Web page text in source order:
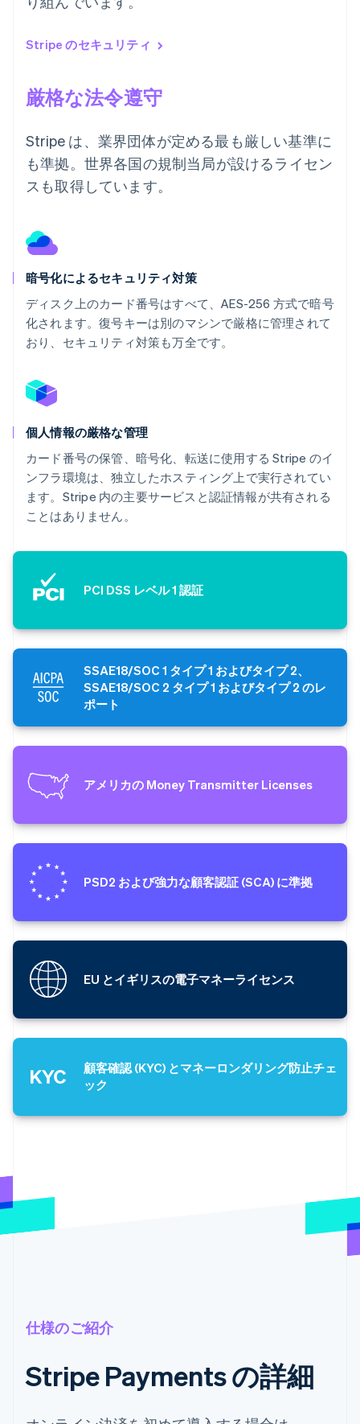
Stripe のセキュリティ
厳格な法令遵守
Stripe は、業界団体が定める最も厳しい基準に
も準拠。世界各国の規制当局が設けるライセン
スも取得しています。
暗号化によるセキュリティ対策
ディスク上のカード番号はすべて、AES-256 方式で暗号
化されます。復号キーは別のマシンで厳格に管理されて
おり、セキュリティ対策も万全です。
個人情報の厳格な管理
カード番号の保管、暗号化、転送に使用する Stripe のイ
ンフラ環境は、独立したホスティング上で実行されてい
ます。Stripe 内の主要サービスと認証情報が共有される
ことはありません。
PCI DSS レベル 1 認証
SSAE18/SOC 1 タイプ 1 およびタイプ 2、
SSAE18/SOC 2 タイプ 1 およびタイプ 2 のレ
ポート
アメリカの Money Transmitter Licenses
PSD2 および強力な顧客認証 (SCA) に準拠
EU とイギリスの電子マネーライセンス
顧客確認 (KYC) とマネーロンダリング防止チェ
ック
仕様のご紹介
Stripe Payments の詳細